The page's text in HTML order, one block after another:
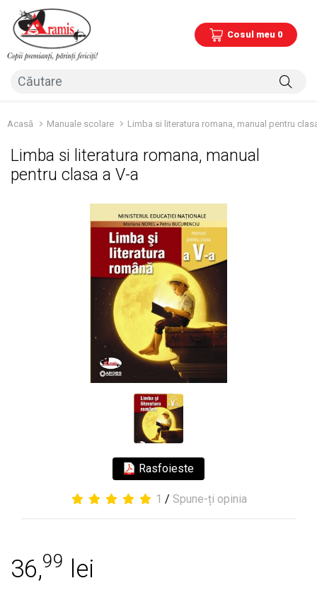
Cosul meu 0
Acasă Manuale scolare Limba si literatura romana, manual pentru
Limba si literatura romana, manual
pentru clasa a V-a
Rasfoieste
1 / Spune-ți opinia
36,99 lei